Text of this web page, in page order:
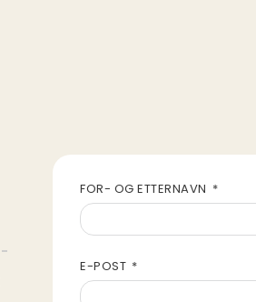
FOR- OG ETTERNAVN
E-POST